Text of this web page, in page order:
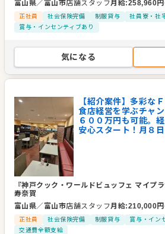
富山県／富山市店舗スタッフ月給:258,960
正社員 社会保険完備 制服貸与
社員寮・社
賞与・インセンティブあり
気になる
【紹介案件】多彩な
食店経営を学ぶチャ
６００万円も可能。
安心スタート！月８
『神戸クック・ワールドビュッフェ マイプラ
寿奈賀
富山県／富山市店舗スタッフ月給:210,000
正社員 社会保険完備 制服貸与
賞与・イン
交通費全額支給